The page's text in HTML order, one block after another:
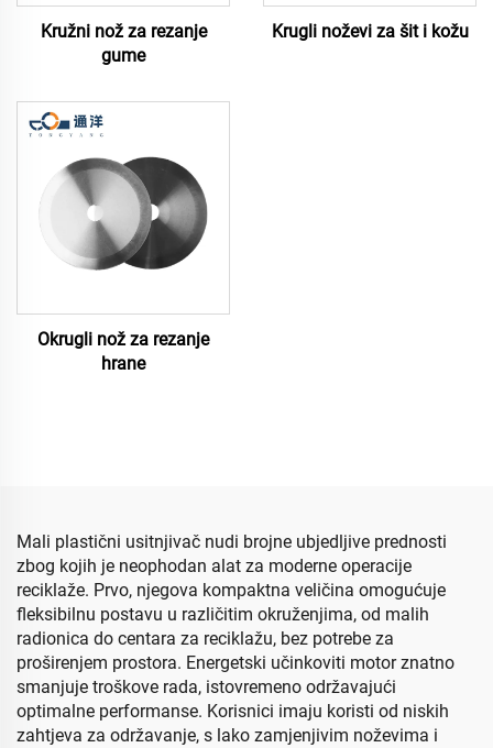
Kružni nož za rezanje
gume
Krugli noževi za šit i kožu
Okrugli nož za rezanje
hrane
Mali plastični usitnjivač nudi brojne ubjedljive prednosti
zbog kojih je neophodan alat za moderne operacije
reciklaže. Prvo, njegova kompaktna veličina omogućuje
fleksibilnu postavu u različitim okruženjima, od malih
radionica do centara za reciklažu, bez potrebe za
proširenjem prostora. Energetski učinkoviti motor znatno
smanjuje troškove rada, istovremeno održavajući
optimalne performanse. Korisnici imaju koristi od niskih
zahtjeva za održavanje, s lako zamjenjivim noževima i